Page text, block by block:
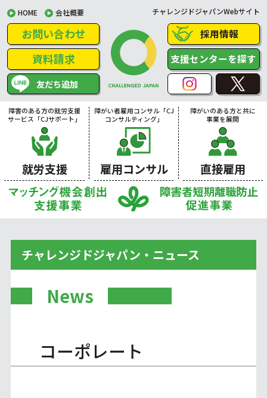
HOME 会社概要 チャレンジドジャパンWebサイト
お問い合わせ
資料請求
友だち追加
採用情報
支援センターを探す
障害のある方の就労支援
サービス「CJサポート」
就労支援
障がい者雇用コンサル「CJ
コンサルティング」
雇用コンサル
障がいのある方と共に
事業を展開
直接雇用
チャレンジドジャパン・ニュース
News
コーポレート